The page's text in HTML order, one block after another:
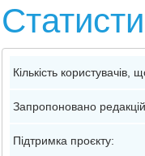
Кількість
Запропоновано
Підтримка проєкту: